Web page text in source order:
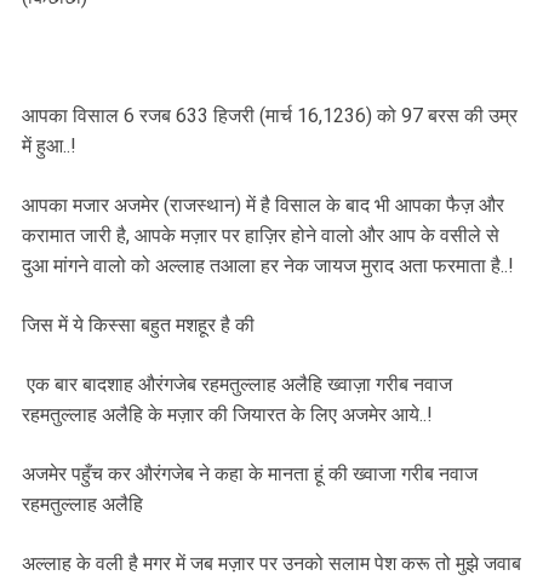
आपका विसाल 6 रजब 633 हिजरी (मार्च 16,1236) को 97 बरस की उम्र
में हुआ..!
आपका मजार अजमेर (राजस्थान) में है विसाल के बाद भी आपका फैज़ और
करामात जारी है, आपके मज़ार पर हाज़िर होने वालो और आप के वसीले से
दुआ मांगने वालो को अल्लाह तआला हर नेक जायज मुराद अता फरमाता है..!
जिस में ये किस्सा बहुत मशहूर है की
एक बार बादशाह औरंगजेब रहमतुल्लाह अलैहि ख्वाज़ा गरीब नवाज
रहमतुल्लाह अलैहि के मज़ार की जियारत के लिए अजमेर आये..!
अजमेर पहुँच कर औरंगजेब ने कहा के मानता हूं की ख्वाजा गरीब नवाज
रहमतुल्लाह अलैहि
अल्लाह के वली है मगर में जब मज़ार पर उनको सलाम पेश करू तो मुझे जवाब